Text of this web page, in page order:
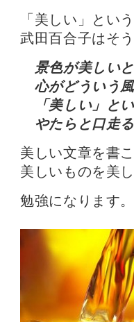
「美しい」とい
武田百合子はそ
景色が美しい
心がどういう
「美しい」と
やたらと口走
美しい文章を書
美しいものを美
勉強になります